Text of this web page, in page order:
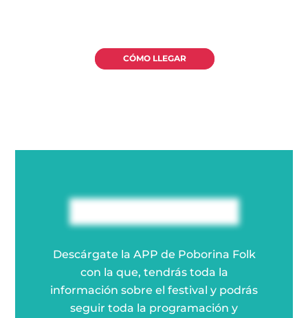
CÓMO LLEGAR
Descárgate la APP de Poborina Folk
con la que, tendrás toda la
información sobre el festival y podrás
seguir toda la programación y